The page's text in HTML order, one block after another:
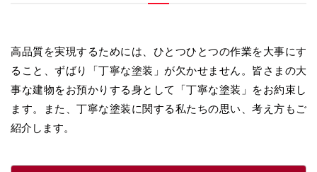
高品質を実現するためには、ひとつひとつの作業を大事にす
ること、ずばり「丁寧な塗装」が欠かせません。皆さまの大
事な建物をお預かりする身として「丁寧な塗装」をお約束し
ます。また、丁寧な塗装に関する私たちの思い、考え方もご
紹介します。